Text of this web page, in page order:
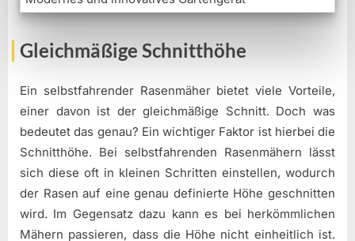
Gleichmäßige Schnitthöhe
Ein selbstfahrender Rasenmäher bietet viele Vorteile,
einer davon ist der gleichmäßige Schnitt. Doch was
bedeutet das genau? Ein wichtiger Faktor ist hierbei die
Schnitthöhe. Bei selbstfahrenden Rasenmähern lässt
sich diese oft in kleinen Schritten einstellen, wodurch
der Rasen auf eine genau definierte Höhe geschnitten
wird. Im Gegensatz dazu kann es bei herkömmlichen
Mähern passieren, dass die Höhe nicht einheitlich ist.